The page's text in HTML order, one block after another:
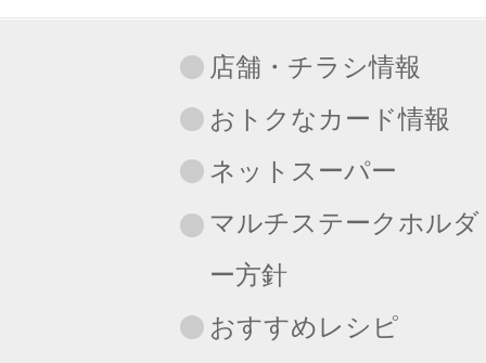
店舗・チラシ情報
おトクなカード情報
ネットスーパー
マルチステークホルダ
ー方針
おすすめレシピ